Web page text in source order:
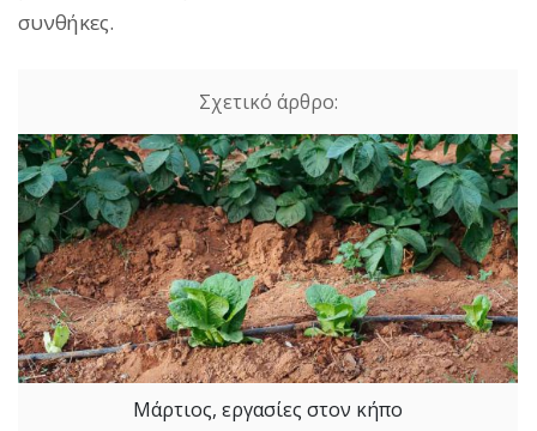
συνθήκες.
Μάρτιος, εργασίες στον κήπο